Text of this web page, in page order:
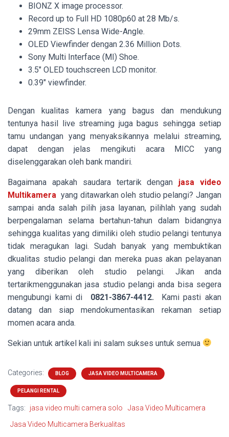
BIONZ X image processor.
Record up to Full HD 1080p60 at 28 Mb/s.
29mm ZEISS Lensa Wide-Angle.
OLED Viewfinder dengan 2.36 Million Dots.
Sony Multi Interface (MI) Shoe.
3.5″ OLED touchscreen LCD monitor.
0.39″ viewfinder.
Dengan kualitas kamera yang bagus dan mendukung
tentunya hasil live streaming juga bagus sehingga setiap
tamu undangan yang menyaksikannya melalui streaming,
dapat dengan jelas mengikuti acara MICC yang
diselenggarakan oleh bank mandiri.
Bagaimana apakah saudara tertarik dengan jasa video
Multikamera yang ditawarkan oleh studio pelangi? Jangan
sampai anda salah pilih jasa layanan, pilihlah yang sudah
berpengalaman selama bertahun-tahun dalam bidangnya
sehingga kualitas yang dimiliki oleh studio pelangi tentunya
tidak meragukan lagi. Sudah banyak yang membuktikan
dkualitas studio pelangi dan mereka puas akan pelayanan
yang diberikan oleh studio pelangi. Jikan anda
tertarikmenggunakan jasa studio pelangi anda bisa segera
mengubungi kami di 0821-3867-4412.
Kami pasti akan
datang dan siap mendokumentasikan rekaman setiap
momen acara anda.
Sekian untuk artikel kali ini salam sukses untuk semua
Categories: BLOG JASA VIDEO MULTICAMERA
PELANGI RENTAL
Tags: jasa video multi camera solo
Jasa Video Multicamera
Jasa Video Multicamera Berkualitas